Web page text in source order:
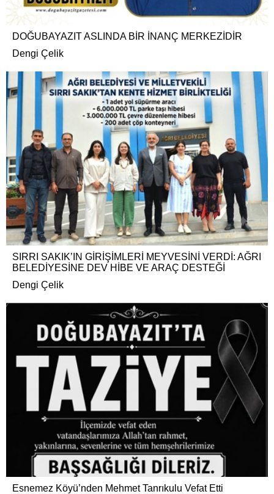
DOĞUBAYAZIT ASLINDA BİR İNANÇ MERKEZİDİR
Dengi Çelik
SIRRI SAKIK’IN GİRİŞİMLERİ MEYVESİNİ VERDİ: AĞRI
BELEDİYESİNE DEV HİBE VE ARAÇ DESTEĞİ
Dengi Çelik
Esnemez Köyü’nden Mehmet Tanrıkulu Vefat Etti